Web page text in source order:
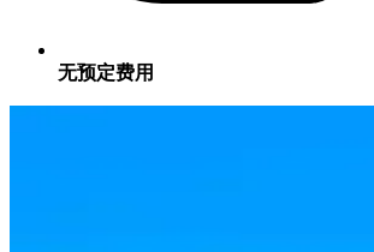
无预定费用